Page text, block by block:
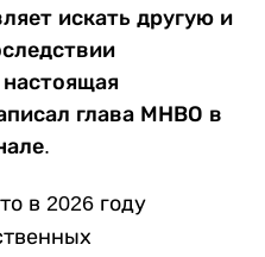
искать другую и
глава МНВО в
в 2026 году